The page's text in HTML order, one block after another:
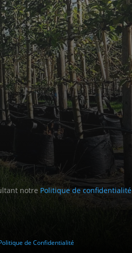
notre Politique de confidentialité
de Confidentialité